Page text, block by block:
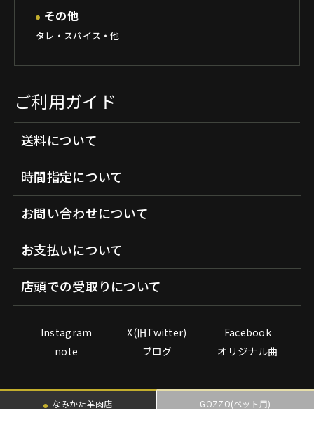
その他
タレ・スパイス・他
ご利用ガイド
送料について
時間指定について
お問い合わせについて
お支払いについて
店頭での受取りについて
Instagram X(旧Twitter)
Facebook
note
ブログ オリジナル曲
なみかた羊肉店 GOZZO(ペット用)